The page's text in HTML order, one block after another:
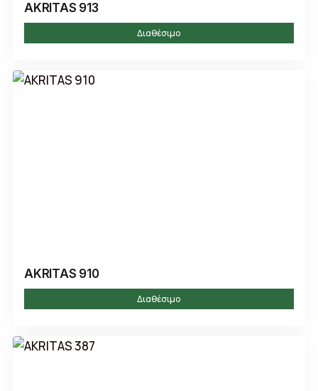
AKRITAS 913
Διαθέσιμο
AKRITAS 910
Διαθέσιμο